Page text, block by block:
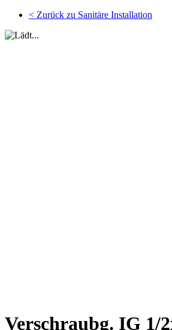
< Zurück zu Sanitäre Installation
Verschraubg. IG 1/